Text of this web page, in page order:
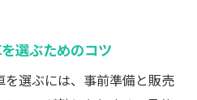
選ぶためのコツ
選ぶには、事前準備と販売